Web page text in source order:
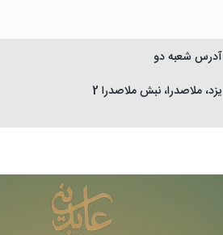
آدرس شعبه دو
یزد، ملاصدرا، نبش ملاصدرا 2